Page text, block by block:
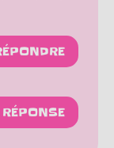
RÉPONSE